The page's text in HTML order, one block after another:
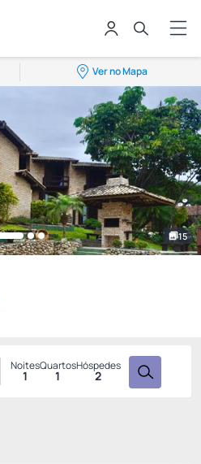
Ver no Mapa
15
Noites
1
Quartos
1
Hóspedes
2